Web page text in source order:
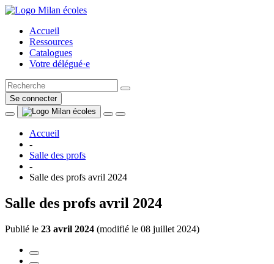
Accueil
Ressources
Catalogues
Votre délégué·e
Se connecter
Accueil
-
Salle des profs
-
Salle des profs avril 2024
Salle des profs avril 2024
Publié le 23 avril 2024 (modifié le 08 juillet 2024)